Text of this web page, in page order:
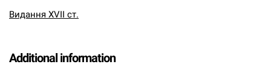
Видання XVII ст.
Additional information